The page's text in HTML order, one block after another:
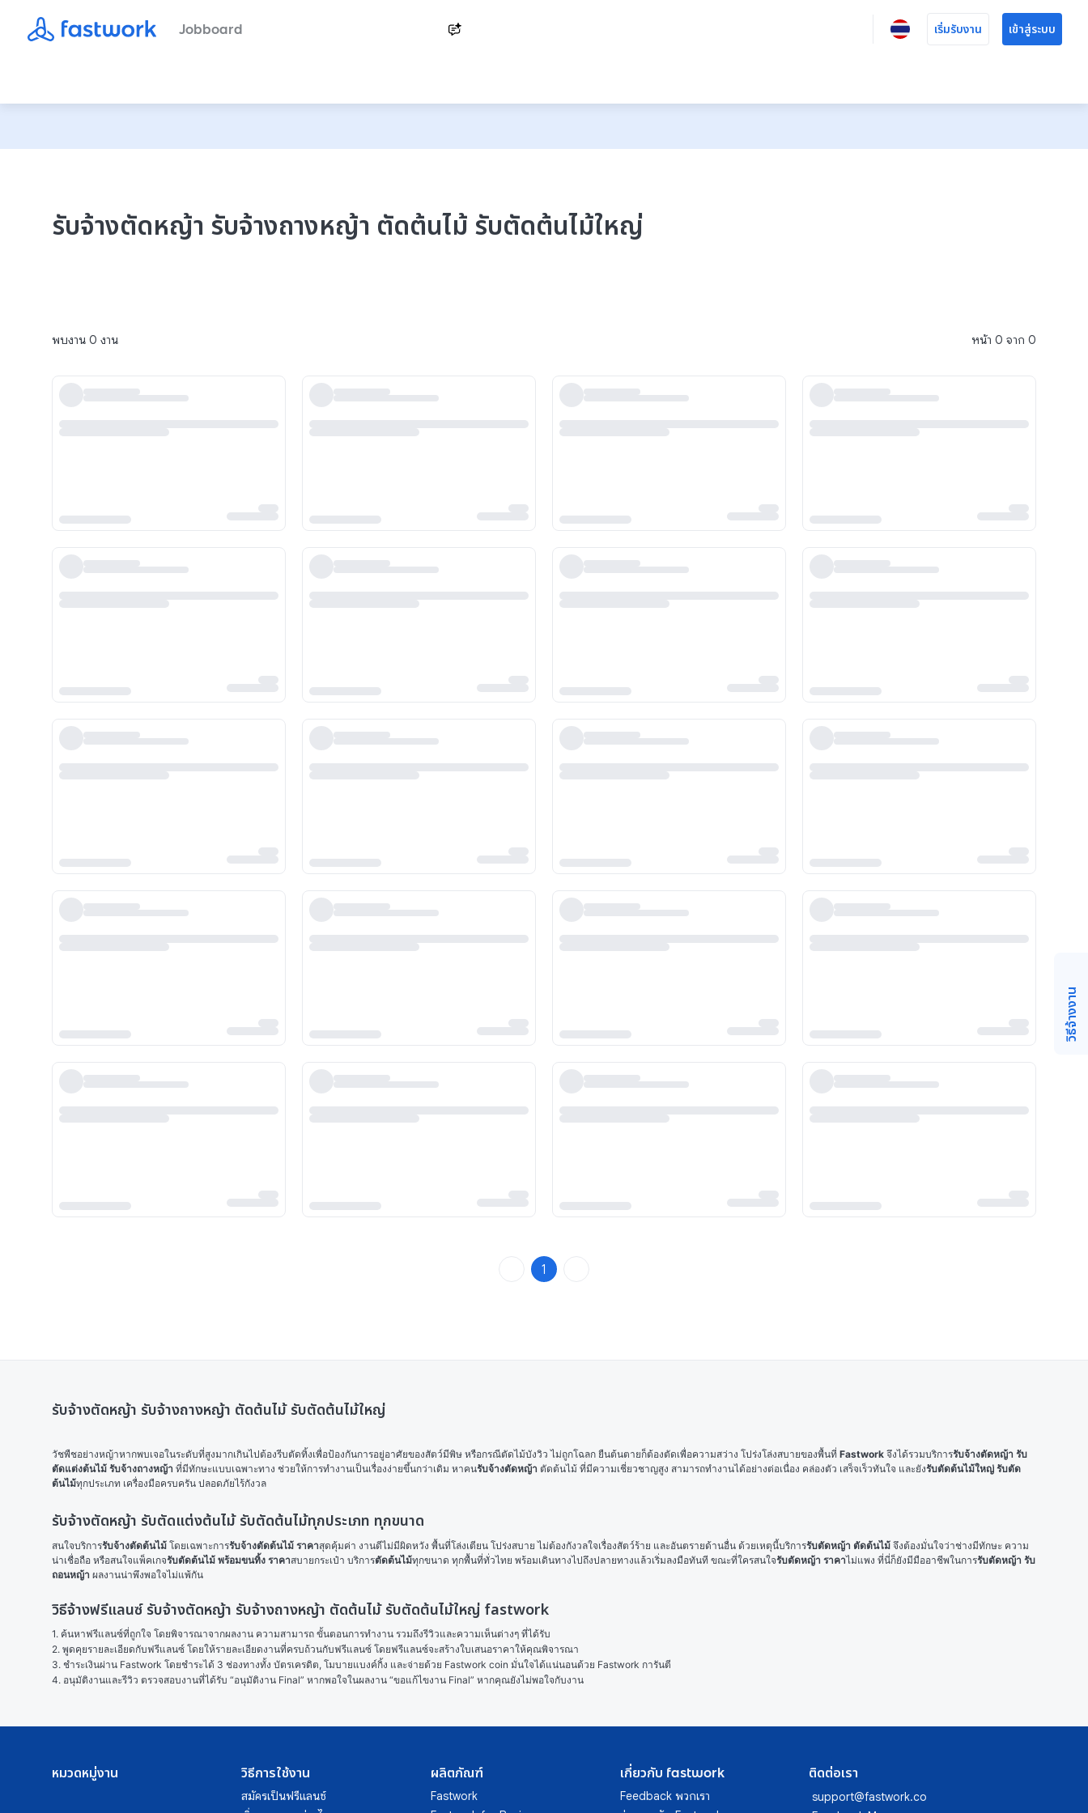
Jobboard เริ่มรับงาน เข้าสู่ระบบ
รับจ้างตัดหญ้า รับจ้างถางหญ้า ตัดต้นไม้ รับตัดต้นไม้ใหญ่
พบงาน 0 งาน หน้า 0 จาก 0
1
รับจ้างตัดหญ้า รับจ้างถางหญ้า ตัดต้นไม้ รับตัดต้นไม้ใหญ่
วัชพืชอย่างหญ้าหากพบเจอในระดับที่สูงมากเกินไปต้องรีบตัดทิ้งเพื่อป้องกันการอยู่อาศัยของสัตว์มีพิษ หรือกรณีตัดไม้บังวิว ไม่ถูกโฉลก ยืนต้นตายก็ต้องตัดเพื่อความสว่าง โปร่งโล่งสบายของพื้นที่ Fastwork จึงได้รวมบริการรับจ้างตัดหญ้า รับ
ตัดแต่งต้นไม้ รับจ้างถางหญ้า ที่มีทักษะแบบเฉพาะทาง ช่วยให้การทำงานเป็นเรื่องง่ายขึ้นกว่าเดิม หาคนรับจ้างตัดหญ้า ตัดต้นไม้ ที่มีความเชี่ยวชาญสูง สามารถทำงานได้อย่างต่อเนื่อง คล่องตัว เสร็จเร็วทันใจ และยังรับตัดต้นไม้ใหญ่ รับตัด
ต้นไม้ทุกประเภท เครื่องมือครบครัน ปลอดภัยไร้กังวล
รับจ้างตัดหญ้า รับตัดแต่งต้นไม้ รับตัดต้นไม้ทุกประเภท ทุกขนาด
สนใจบริการรับจ้างตัดต้นไม้ โดยเฉพาะการรับจ้างตัดต้นไม้ ราคาสุดคุ้มค่า งานดีไม่มีผิดหวัง พื้นที่โล่งเตียน โปร่งสบาย ไม่ต้องกังวลใจเรื่องสัตว์ร้าย และอันตรายด้านอื่น ด้วยเหตุนี้บริการรับตัดหญ้า ตัดต้นไม้ จึงต้องมั่นใจว่าช่างมีทักษะ ความ
น่าเชื่อถือ หรือสนใจแพ็คเกจรับตัดต้นไม้ พร้อมขนทิ้ง ราคาสบายกระเป๋า บริการตัดต้นไม้ทุกขนาด ทุกพื้นที่ทั่วไทย พร้อมเดินทางไปถึงปลายทางแล้วเริ่มลงมือทันที ขณะที่ใครสนใจรับตัดหญ้า ราคาไม่แพง ที่นี่ก็ยังมีมืออาชีพในการรับตัดหญ้า รับ
ถอนหญ้า ผลงานน่าพึงพอใจไม่แพ้กัน
วิธีจ้างฟรีแลนซ์ รับจ้างตัดหญ้า รับจ้างถางหญ้า ตัดต้นไม้ รับตัดต้นไม้ใหญ่ fastwork
1. ค้นหาฟรีแลนซ์ที่ถูกใจ โดยพิจารณาจากผลงาน ความสามารถ ขั้นตอนการทำงาน รวมถึงรีวิวและความเห็นต่างๆ ที่ได้รับ
2. พูดคุยรายละเอียดกับฟรีแลนซ์ โดยให้รายละเอียดงานที่ครบถ้วนกับฟรีแลนซ์ โดยฟรีแลนซ์จะสร้างใบเสนอราคาให้คุณพิจารณา
3. ชำระเงินผ่าน Fastwork โดยชำระได้ 3 ช่องทางทั้ง บัตรเครดิต, โมบายแบงค์กิ้ง และจ่ายด้วย Fastwork coin มั่นใจได้แน่นอนด้วย Fastwork การันตี
4. อนุมัติงานและรีวิว ตรวจสอบงานที่ได้รับ “อนุมัติงาน Final” หากพอใจในผลงาน “ขอแก้ไขงาน Final” หากคุณยังไม่พอใจกับงาน
วิธีจ้างงาน
หมวดหมู่งาน วิธีการใช้งาน
สมัครเป็นฟรีแลนซ์
ผลิตภัณฑ์
Fastwork
เกี่ยวกับ fastwork
Feedback พวกเรา
ติดต่อเรา
support@fastwork.co